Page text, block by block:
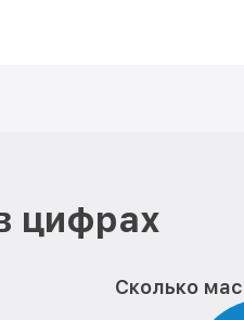
цифрах
Сколько